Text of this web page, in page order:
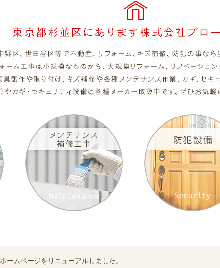
ホームページをリニューアルしました。